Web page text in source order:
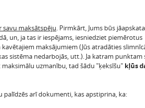
maksātspēju. Pirmkārt, Jums būs
un, ja tas ir iespējams, iesniedziet piemērotus
maksājumiem (Jūs atradāties
sistēma nedarbojās, utt.). Ja katram punktam
uzmanību, tad šādu "ķeksīšu" kļūs
palīdzēs arī dokumenti, kas apstiprina, ka: